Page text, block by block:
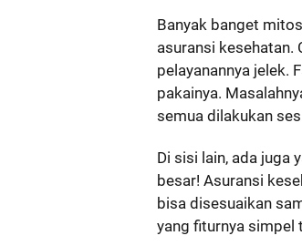
Banyak banget
asuransi kesehatan.
pelayanannya jelek.
pakainya.
semua dilakukan
Di sisi lain, ada juga
besar! Asuransi
bisa disesuaikan
yang fiturnya simpel